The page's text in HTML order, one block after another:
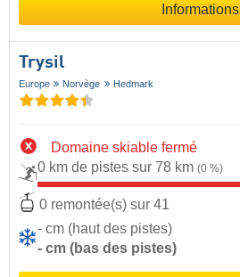
Informations
Trysil
Europe Norvège Hedmark
Domaine skiable fermé
0 km de pistes sur 78 km (0 %)
0 remontée(s) sur 41
- cm (haut des pistes)
- cm (bas des pistes)